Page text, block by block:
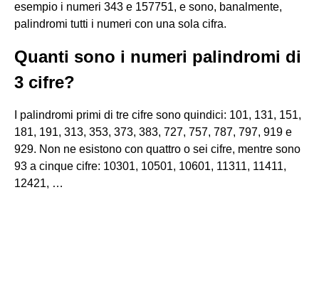
esempio i numeri 343 e 157751, e sono, banalmente,
palindromi tutti i numeri con una sola cifra.
Quanti sono i numeri palindromi di
3 cifre?
I palindromi primi di tre cifre sono quindici: 101, 131, 151,
181, 191, 313, 353, 373, 383, 727, 757, 787, 797, 919 e
929. Non ne esistono con quattro o sei cifre, mentre sono
93 a cinque cifre: 10301, 10501, 10601, 11311, 11411,
12421, …